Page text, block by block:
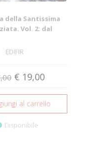
della Santissima
Vol. 2: dal
EDIFIR
€ 19,00
al carrello
Disponibile